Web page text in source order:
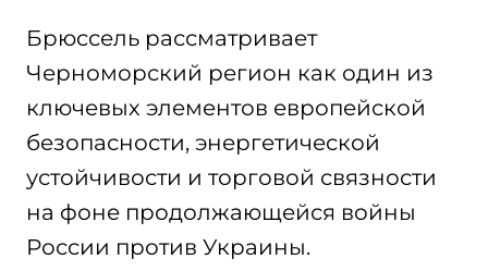
Брюссель рассматривает
Черноморский регион как один из
ключевых элементов европейской
безопасности, энергетической
устойчивости и торговой связности
на фоне продолжающейся войны
России против Украины.